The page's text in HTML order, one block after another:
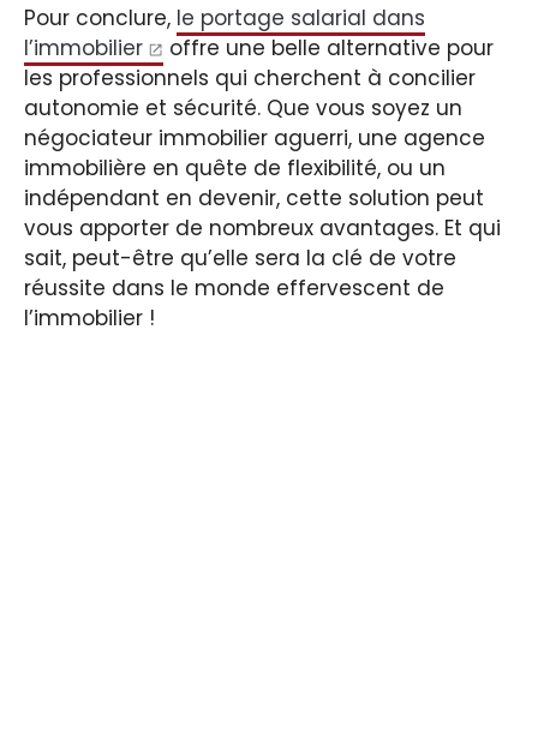
Pour conclure, le portage salarial dans
l’immobilier
offre une belle alternative pour
les professionnels qui cherchent à concilier
autonomie et sécurité. Que vous soyez un
négociateur immobilier aguerri, une agence
immobilière en quête de flexibilité, ou un
indépendant en devenir, cette solution peut
vous apporter de nombreux avantages. Et qui
sait, peut-être qu’elle sera la clé de votre
réussite dans le monde effervescent de
l’immobilier !